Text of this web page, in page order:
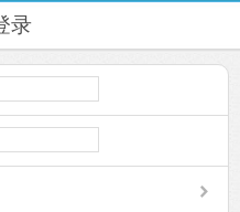
录